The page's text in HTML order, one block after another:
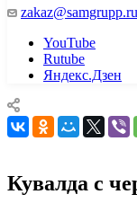
zakaz@samgrupp.ru
YouTube
Rutube
Яндекс.Дзен
Кувалда с